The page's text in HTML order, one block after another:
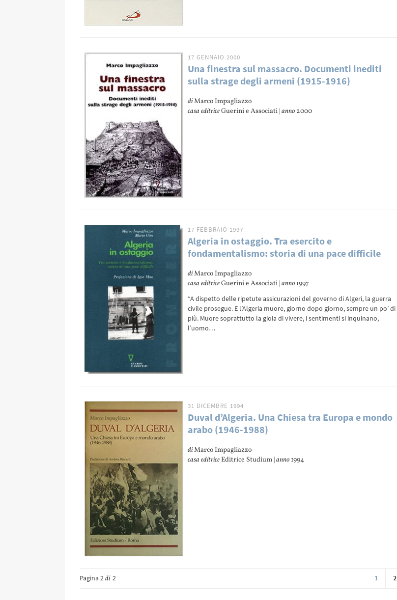
17 GENNAIO 2000
Una finestra sul massacro. Documenti inediti
sulla strage degli armeni (1915-1916)
diMarco Impagliazzo
casa editriceGuerini e Associati |anno 2000
17 FEBBRAIO 1997
Algeria in ostaggio. Tra esercito e
fondamentalismo: storia di una pace difficile
diMarco Impagliazzo
casa editriceGuerini e Associati |anno 1997
“A dispetto delle ripetute assicurazioni del governo di Algeri, la guerra
civile prosegue. E l’Algeria muore, giorno dopo giorno, sempre un po’ di
più. Muore soprattutto la gioia di vivere, i sentimenti si inquinano,
l’uomo…
31 DICEMBRE 1994
Duval d’Algeria. Una Chiesa tra Europa e mondo
arabo (1946-1988)
diMarco Impagliazzo
casa editrice Editrice Studium | anno 1994
Pagina 2di 2 1 2